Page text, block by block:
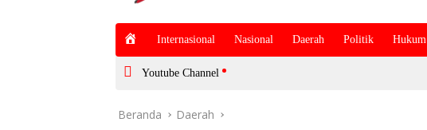
m
Internasional Nasional Daerah Politik
Youtube Channel
Beranda Daerah